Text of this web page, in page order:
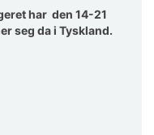
har den 14-21
seg da i Tyskland.